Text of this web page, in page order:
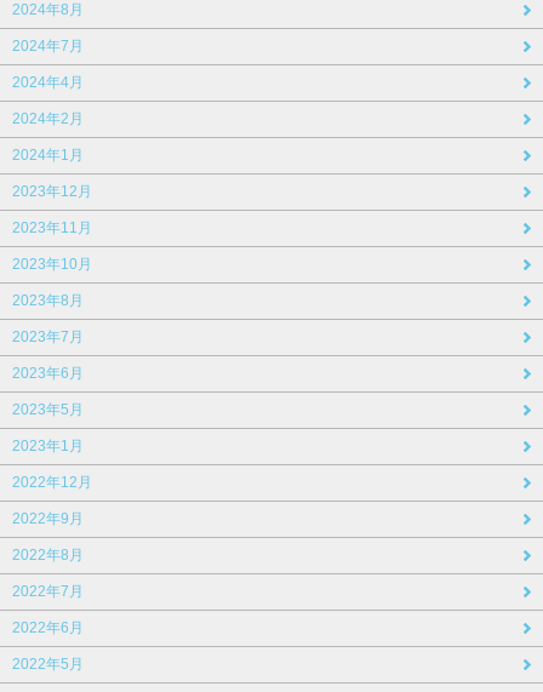
2024年8月
2024年7月
2024年4月
2024年2月
2024年1月
2023年12月
2023年11月
2023年10月
2023年8月
2023年7月
2023年6月
2023年5月
2023年1月
2022年12月
2022年9月
2022年8月
2022年7月
2022年6月
2022年5月